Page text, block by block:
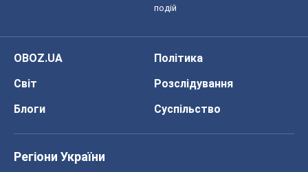
подій
OBOZ.UA
Політика
Світ
Розслідування
Блоги
Суспільство
Регіони України